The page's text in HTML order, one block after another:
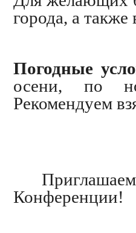
города, а
Погодные
осени, по
Рекомендуем
Конференции!